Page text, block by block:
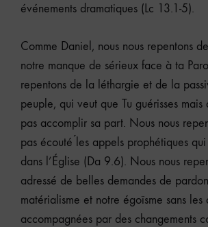
événements dramatiques (Lc 13.1-5).
Comme Daniel, nous nous repentons
notre manque de sérieux face à ta
repentons de la léthargie et de la
peuple, qui veut que Tu guérisses mais
pas accomplir sa part. Nous nous
pas écouté ́les appels prophétiques qui
dans l’Église (Da 9.6). Nous nous
adressé de belles demandes de
matérialisme et notre égoïsme sans les
accompagnées par des changements